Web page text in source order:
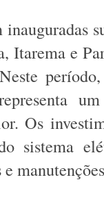
Itarema e
Os
sistema